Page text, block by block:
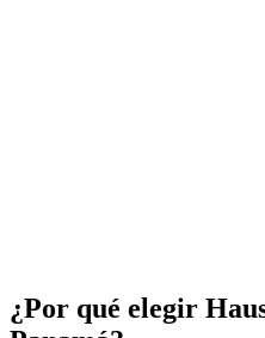
¿Por qué elegir